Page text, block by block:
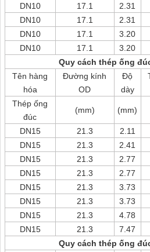
DN10
17.1 2.31
DN10
17.1 2.31
DN10
17.1 3.20
DN10
17.1 3.20
Quy cách thép ống
Tên hàng
hóa
Đường kính
OD
Độ
dày
Thép ống
đúc
(mm) (mm)
DN15 21.3 2.11
DN15
21.3 2.41
DN15
21.3 2.77
DN15
21.3 2.77
DN15
21.3 3.73
DN15
21.3 3.73
DN15
21.3 4.78
DN15
21.3 7.47
Quy cách thép ống